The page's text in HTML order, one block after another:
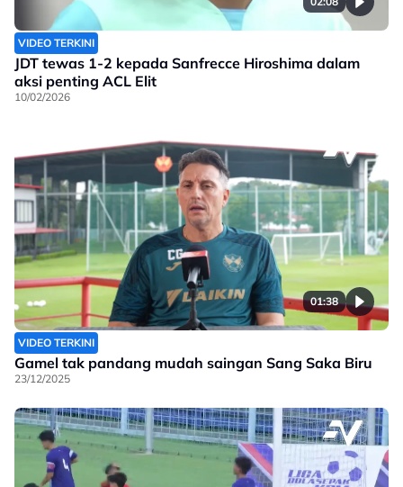
VIDEO TERKINI
JDT tewas 1-2 kepada Sanfrecce Hiroshima dalam
aksi penting ACL Elit
10/02/2026
01:38
VIDEO TERKINI
Gamel tak pandang mudah saingan Sang Saka Biru
23/12/2025